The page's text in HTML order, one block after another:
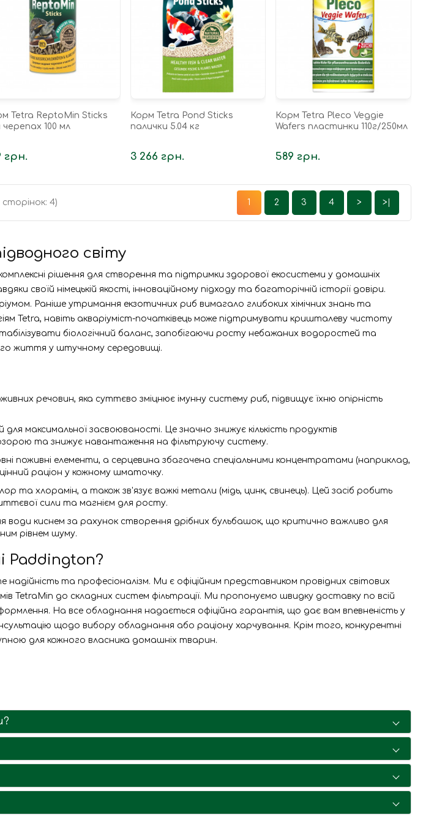
Tetra ReptoMin Sticks
черепах 100 мл
грн.
Корм Tetra Pond Sticks
палички 5.04 кг
3 266 грн.
Корм Tetra Pleco Veggie
Wafers пластинки 110г/250мл
589 грн.
сторінок: 4) 1 2 3 4 > >|
світу
рішення для створення та підтримки здорової екосистеми у домашніх
своїй німецькій якості, інноваційному підходу та багаторічній історії довіри.
Раніше утримання екзотичних риб вимагало глибоких хімічних знань та
Tetra, навіть акваріуміст-початківець може підтримувати кришталеву чистоту
біологічний баланс, запобігаючи росту небажаних водоростей та
життя у штучному середовищі.
речовин, яка суттєво зміцнює імунну систему риб, підвищує їхню опірність
максимальної засвоюваності. Це значно знижує кількість продуктів
та знижує навантаження на фільтруючу систему.
поживні елементи, а серцевина збагачена спеціальними концентратами (наприклад,
раціон у кожному шматочку.
та хлорамін, а також зв'язує важкі метали (мідь, цинк, свинець). Цей засіб робить
сили та магнієм для росту.
води киснем за рахунок створення дрібних бульбашок, що критично важливо для
рівнем шуму.
Paddington?
та професіоналізм. Ми є офіційним представником провідних світових
TetraMin до складних систем фільтрації. Ми пропонуємо швидку доставку по всій
На все обладнання надається офіційна гарантія, що дає вам впевненість у
щодо вибору обладнання або раціону харчування. Крім того, конкурентні
для кожного власника домашніх тварин.